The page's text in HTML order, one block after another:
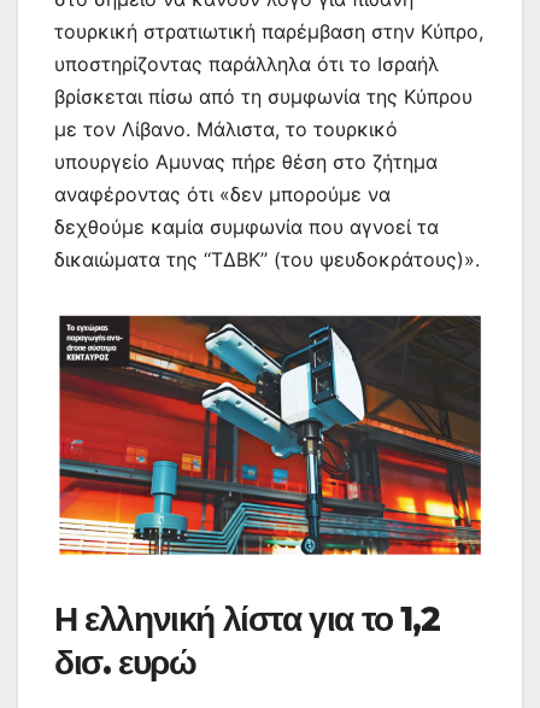
τουρκική στρατιωτική παρέμβαση στην Κύπρο,
υποστηρίζοντας παράλληλα ότι το Ισραήλ
βρίσκεται πίσω από τη συμφωνία της Κύπρου
με τον Λίβανο. Μάλιστα, το τουρκικό
υπουργείο Αμυνας πήρε θέση στο ζήτημα
αναφέροντας ότι «δεν μπορούμε να
δεχθούμε καμία συμφωνία που αγνοεί τα
δικαιώματα της ‘‘ΤΔΒΚ’’ (του ψευδοκράτους)».
Η ελληνική λίστα για το 1,2
δισ. ευρώ